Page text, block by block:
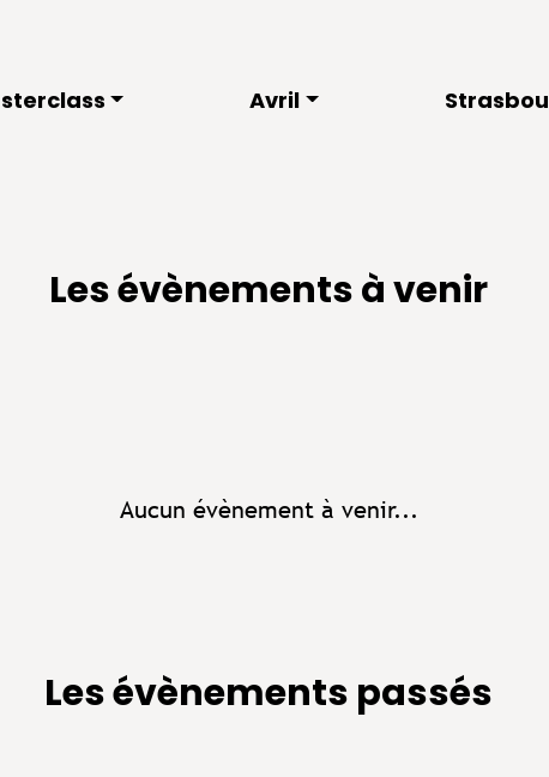
Avril
Les évènements à venir
Aucun évènement à venir...
Les évènements passés